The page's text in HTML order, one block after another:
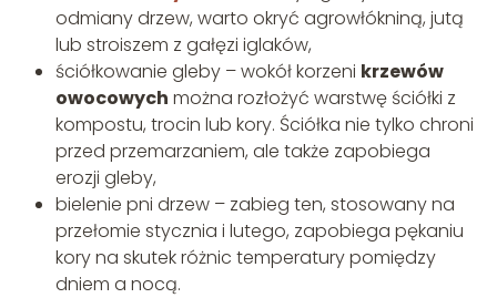
odmiany drzew, warto okryć agrowłókniną, jutą
lub stroiszem z gałęzi iglaków,
ściółkowanie gleby – wokół korzeni krzewów
owocowych można rozłożyć warstwę ściółki z
kompostu, trocin lub kory. Ściółka nie tylko chroni
przed przemarzaniem, ale także zapobiega
erozji gleby,
bielenie pni drzew – zabieg ten, stosowany na
przełomie stycznia i lutego, zapobiega pękaniu
kory na skutek różnic temperatury pomiędzy
dniem a nocą.